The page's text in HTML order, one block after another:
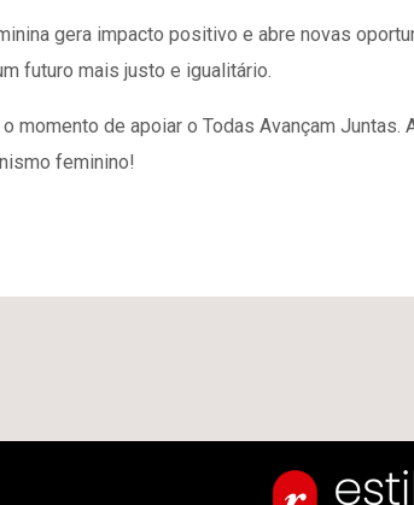
gera impacto positivo e abre novas
futuro mais justo e igualitário.
momento de apoiar o Todas Avançam
feminino!